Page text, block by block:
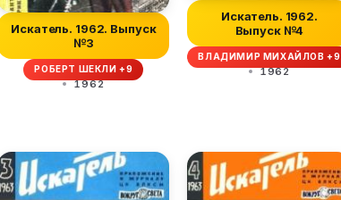
Искатель. 1962. Выпуск
№3
РОБЕРТ ШЕКЛИ +9
1962
Искатель. 1962.
Выпуск №4
ВЛАДИМИР МИХАЙЛОВ +9
1962